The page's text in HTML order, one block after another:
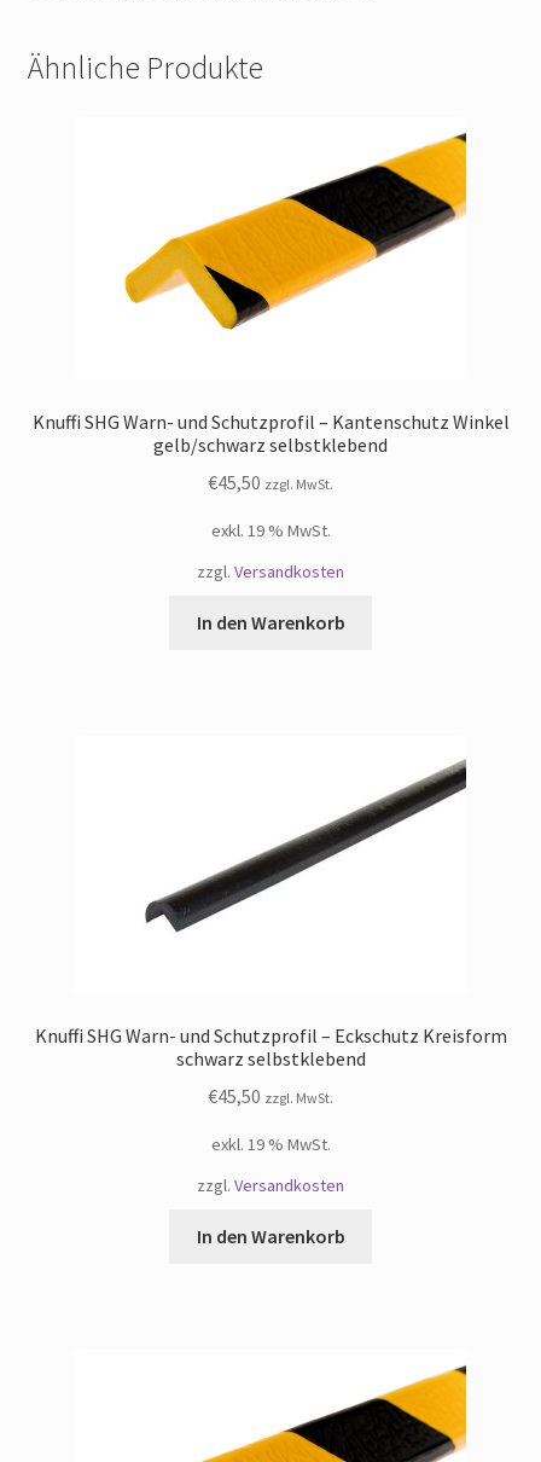
Ähnliche Produkte
Knuffi SHG Warn- und Schutzprofil – Kantenschutz Winkel
gelb/schwarz selbstklebend
€45,50 zzgl. MwSt.
exkl. 19 % MwSt.
zzgl. Versandkosten
In den Warenkorb
Knuffi SHG Warn- und Schutzprofil – Eckschutz Kreisform
schwarz selbstklebend
€45,50 zzgl. MwSt.
exkl. 19 % MwSt.
zzgl. Versandkosten
In den Warenkorb